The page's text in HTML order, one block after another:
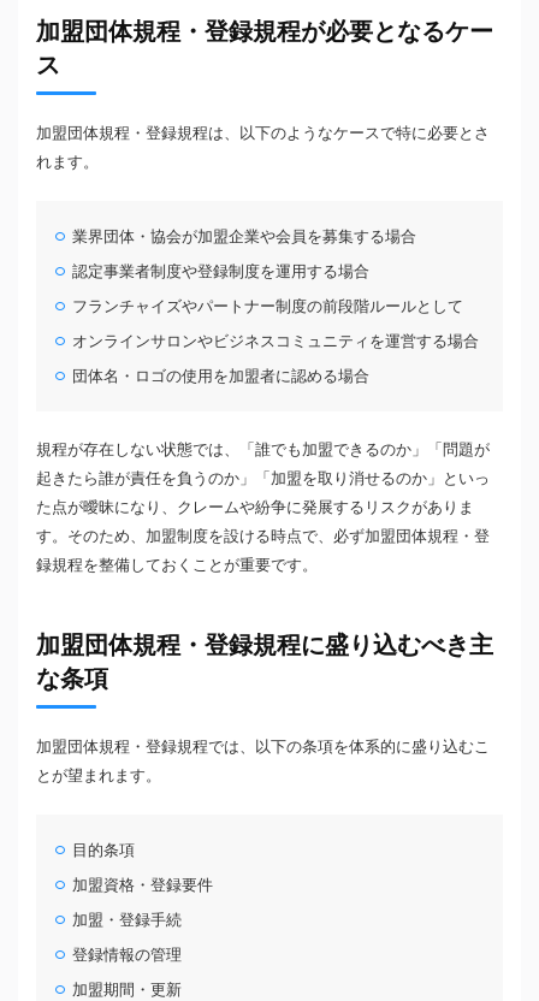
加盟団体規程・登録規程が必要となるケー
ス
加盟団体規程・登録規程は、以下のようなケースで特に必要とさ
れます。
業界団体・協会が加盟企業や会員を募集する場合
認定事業者制度や登録制度を運用する場合
フランチャイズやパートナー制度の前段階ルールとして
オンラインサロンやビジネスコミュニティを運営する場合
団体名・ロゴの使用を加盟者に認める場合
規程が存在しない状態では、「誰でも加盟できるのか」「問題が
起きたら誰が責任を負うのか」「加盟を取り消せるのか」といっ
た点が曖昧になり、クレームや紛争に発展するリスクがありま
す。そのため、加盟制度を設ける時点で、必ず加盟団体規程・登
録規程を整備しておくことが重要です。
加盟団体規程・登録規程に盛り込むべき主
な条項
加盟団体規程・登録規程では、以下の条項を体系的に盛り込むこ
とが望まれます。
目的条項
加盟資格・登録要件
加盟・登録手続
登録情報の管理
加盟期間・更新